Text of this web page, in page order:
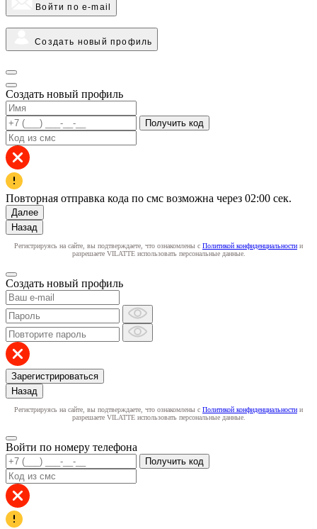
Войти по e-mail
Создать новый профиль
Создать новый профиль
Получить код
Повторная отправка кода по смс возможна через 02:00 сек.
Далее
Назад
Регистрируясь на сайте, вы подтверждаете, что ознакомлены с Политикой конфиденциальности и
разрешаете VILATTE использовать персональные данные.
Создать новый профиль
Зарегистрироваться
Назад
Регистрируясь на сайте, вы подтверждаете, что ознакомлены с Политикой конфиденциальности и
разрешаете VILATTE использовать персональные данные.
Войти по номеру телефона
Получить код